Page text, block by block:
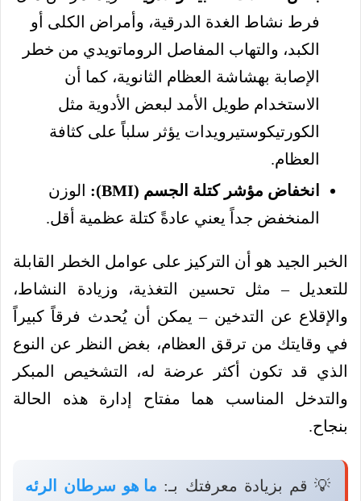
فرط نشاط الغدة الدرقية، وأمراض الكلى أو
الكبد، والتهاب المفاصل الروماتويدي من خطر
الإصابة بهشاشة العظام الثانوية، كما أن
الاستخدام طويل الأمد لبعض الأدوية مثل
الكورتيكوستيرويدات يؤثر سلباً على كثافة
العظام.
انخفاض مؤشر كتلة الجسم (BMI):
الوزن
المنخفض جداً يعني عادةً كتلة عظمية أقل.
الخبر الجيد هو أن التركيز على عوامل الخطر القابلة
للتعديل – مثل تحسين التغذية، وزيادة النشاط،
والإقلاع عن التدخين – يمكن أن يُحدث فرقاً كبيراً
في وقايتك من ترقق العظام، بغض النظر عن النوع
الذي قد تكون أكثر عرضة له، التشخيص المبكر
والتدخل المناسب هما مفتاح إدارة هذه الحالة
بنجاح.
💡 قم بزيادة معرفتك بـ: ما هو سرطان الرئه